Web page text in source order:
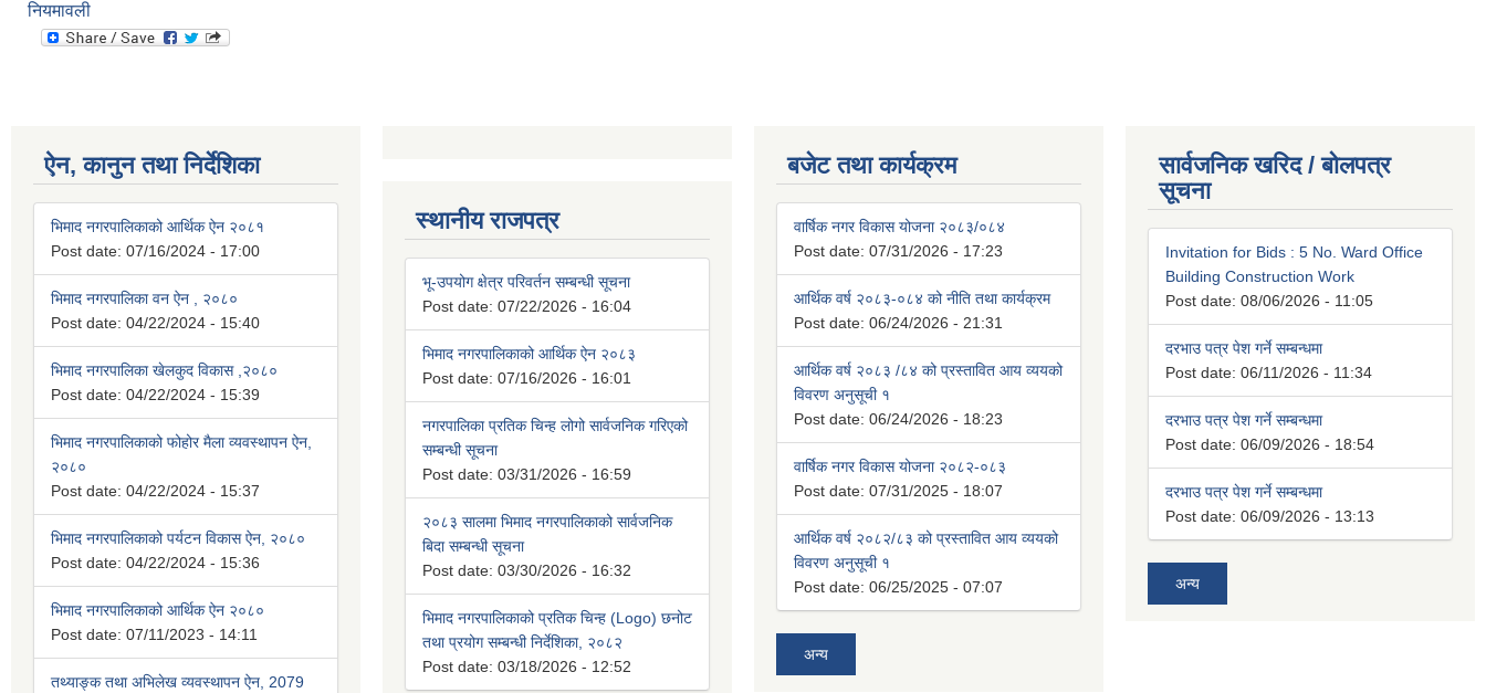
नियमावली
ऐन, कानुन तथा निर्देशिका
भिमाद नगरपालिकाको आर्थिक ऐन २०८१
Post date: 07/16/2024 - 17:00
भिमाद नगरपालिका वन ऐन , २०८०
Post date: 04/22/2024 - 15:40
भिमाद नगरपालिका खेलकुद विकास ,२०८०
Post date: 04/22/2024 - 15:39
भिमाद नगरपालिकाको फोहोर मैला व्यवस्थापन ऐन,
२०८०
Post date: 04/22/2024 - 15:37
भिमाद नगरपालिकाको पर्यटन विकास ऐन, २०८०
Post date: 04/22/2024 - 15:36
भिमाद नगरपालिकाको आर्थिक ऐन २०८०
Post date: 07/11/2023 - 14:11
तथ्याङ्क तथा अभिलेख व्यवस्थापन ऐन, 2079
स्थानीय राजपत्र
भू-उपयोग क्षेत्र परिवर्तन सम्बन्धी सूचना
Post date: 07/22/2026 - 16:04
भिमाद नगरपालिकाको आर्थिक ऐन २०८३
Post date: 07/16/2026 - 16:01
नगरपालिका प्रतिक चिन्ह लोगो सार्वजनिक गरिएको
सम्बन्धी सूचना
Post date: 03/31/2026 - 16:59
२०८३ सालमा भिमाद नगरपालिकाको सार्वजनिक
बिदा सम्बन्धी सूचना
Post date: 03/30/2026 - 16:32
भिमाद नगरपालिकाको प्रतिक चिन्ह (Logo) छनोट
तथा प्रयोग सम्बन्धी निर्देशिका, २०८२
Post date: 03/18/2026 - 12:52
बजेट तथा कार्यक्रम
वार्षिक नगर विकास योजना २०८३/०८४
Post date: 07/31/2026 - 17:23
आर्थिक वर्ष २०८३-०८४ को नीति तथा कार्यक्रम
Post date: 06/24/2026 - 21:31
आर्थिक वर्ष २०८३ /८४ को प्रस्तावित आय व्ययको
विवरण अनुसूची १
Post date: 06/24/2026 - 18:23
वार्षिक नगर विकास योजना २०८२-०८३
Post date: 07/31/2025 - 18:07
आर्थिक वर्ष २०८२/८३ को प्रस्तावित आय व्ययको
विवरण अनुसूची १
Post date: 06/25/2025 - 07:07
अन्य
सार्वजनिक खरिद / बोलपत्र
सूचना
Invitation for Bids : 5 No. Ward Office
Building Construction Work
Post date: 08/06/2026 - 11:05
दरभाउ पत्र पेश गर्ने सम्बन्धमा
Post date: 06/11/2026 - 11:34
दरभाउ पत्र पेश गर्ने सम्बन्धमा
Post date: 06/09/2026 - 18:54
दरभाउ पत्र पेश गर्ने सम्बन्धमा
Post date: 06/09/2026 - 13:13
अन्य